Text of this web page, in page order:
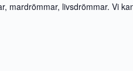
mardrömmar, livsdrömmar. Vi